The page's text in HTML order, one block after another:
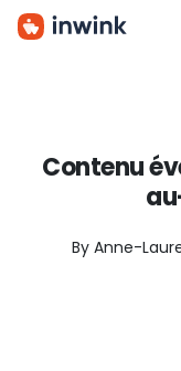
Skip
Contenu
By Anne-